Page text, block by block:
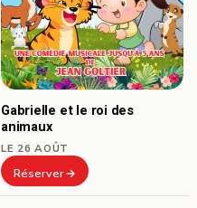
Gabrielle et le roi des
animaux
LE 26 AOÛT
Réserver